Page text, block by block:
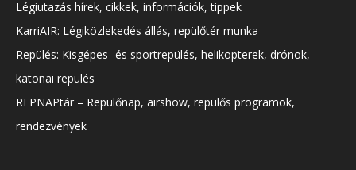
Légiutazás hírek, cikkek, információk, tippek
KarriAIR: Légiközlekedés állás, repülőtér munka
Repülés: Kisgépes- és sportrepülés, helikopterek, drónok,
katonai repülés
REPNAPtár – Repülőnap, airshow, repülős programok,
rendezvények